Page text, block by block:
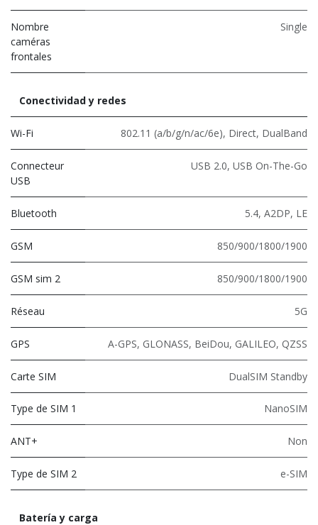
Nombre
caméras
frontales
Single
Conectividad y redes
Wi-Fi 802.11 (a/b/g/n/ac/6e), Direct, DualBand
Connecteur
USB
USB 2.0, USB On-The-Go
Bluetooth 5.4, A2DP, LE
GSM 850/900/1800/1900
GSM sim 2 850/900/1800/1900
Réseau 5G
GPS A-GPS, GLONASS, BeiDou, GALILEO, QZSS
Carte SIM DualSIM Standby
Type de SIM 1 NanoSIM
ANT+ Non
Type de SIM 2 e-SIM
Batería y carga